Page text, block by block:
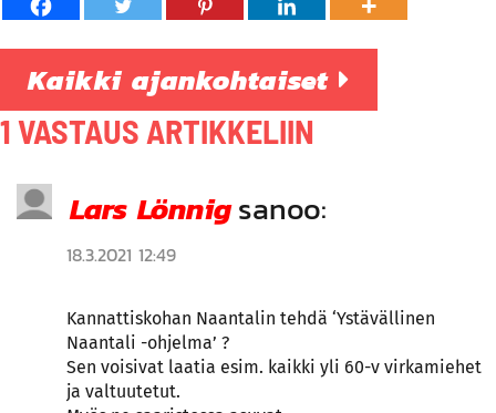
Kaikki ajankohtaiset
1 VASTAUS ARTIKKELIIN
Lars Lönnigsanoo:
18.3.2021 12:49
Kannattiskohan Naantalin tehdä ‘Ystävällinen
Naantali -ohjelma’ ?
Sen voisivat laatia esim. kaikki yli 60-v virkamiehet
ja valtuutetut.